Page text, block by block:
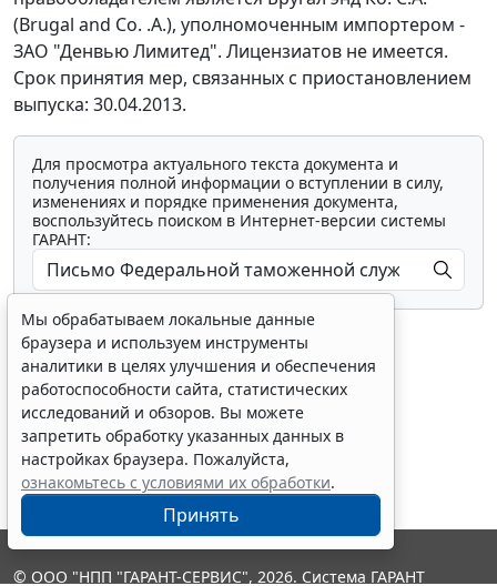
(Brugal and Co. .A.), уполномоченным импортером -
ЗАО "Денвью Лимитед". Лицензиатов не имеется.
Срок принятия мер, связанных с приостановлением
выпуска: 30.04.2013.
Для просмотра актуального текста документа и
получения полной информации о вступлении в силу,
изменениях и порядке применения документа,
воспользуйтесь поиском в Интернет-версии системы
ГАРАНТ:
Показать все материалы
Мы обрабатываем локальные данные
браузера и используем инструменты
аналитики в целях улучшения и обеспечения
работоспособности сайта, статистических
исследований и обзоров. Вы можете
запретить обработку указанных данных в
настройках браузера. Пожалуйста,
ознакомьтесь с условиями их обработки.
Принять
© ООО "НПП "ГАРАНТ-СЕРВИС", 2026. Система ГАРАНТ